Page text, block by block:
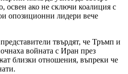
освен ако не сключи коалиция с
опозиционни лидери вече
твърдят, че Тръмп и
войната с Иран през
близки отношения, въпреки че